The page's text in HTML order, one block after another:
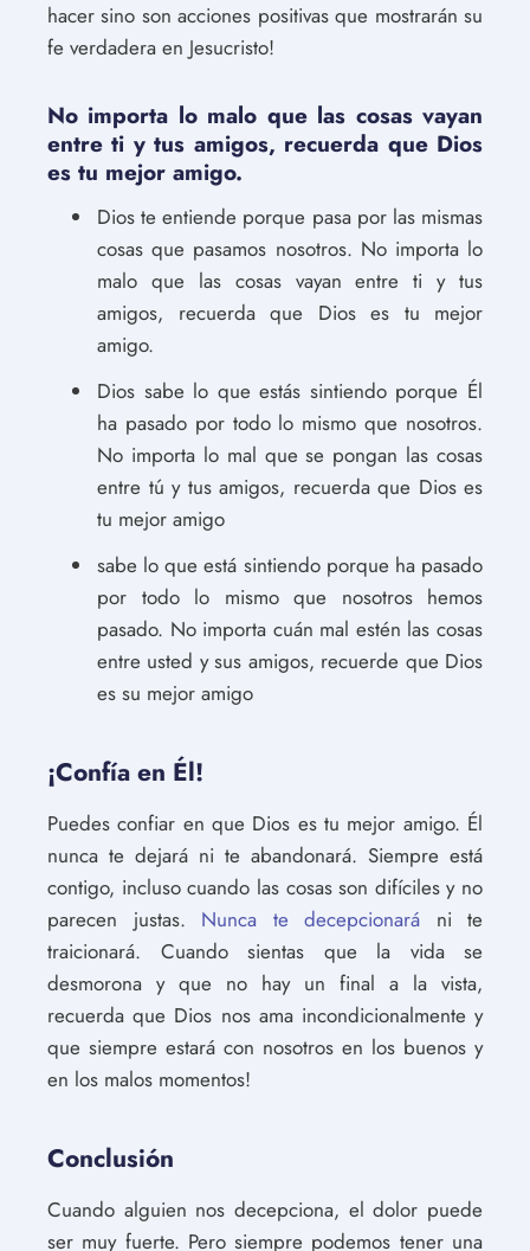
hacer sino son acciones positivas que mostrarán su
fe verdadera en Jesucristo!
No importa lo malo que las cosas vayan
entre ti y tus amigos, recuerda que Dios
es tu mejor amigo.
Dios te entiende porque pasa por las mismas
cosas que pasamos nosotros. No importa lo
malo que las cosas vayan entre ti y tus
amigos, recuerda que Dios es tu mejor
amigo.
Dios sabe lo que estás sintiendo porque Él
ha pasado por todo lo mismo que nosotros.
No importa lo mal que se pongan las cosas
entre tú y tus amigos, recuerda que Dios es
tu mejor amigo
sabe lo que está sintiendo porque ha pasado
por todo lo mismo que nosotros hemos
pasado. No importa cuán mal estén las cosas
entre usted y sus amigos, recuerde que Dios
es su mejor amigo
¡Confía en Él!
Puedes confiar en que Dios es tu mejor amigo. Él
nunca te dejará ni te abandonará. Siempre está
contigo, incluso cuando las cosas son difíciles y no
parecen justas. Nunca te decepcionará ni te
traicionará. Cuando sientas que la vida se
desmorona y que no hay un final a la vista,
recuerda que Dios nos ama incondicionalmente y
que siempre estará con nosotros en los buenos y
en los malos momentos!
Conclusión
Cuando alguien nos decepciona, el dolor puede
ser muy fuerte. Pero siempre podemos tener una